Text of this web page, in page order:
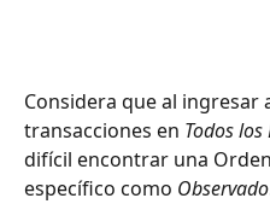
Considera que al ingresar
transacciones en Todos los
difícil encontrar una
específico como Observado